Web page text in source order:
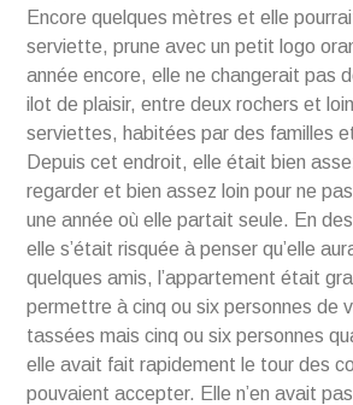
Encore quelques mètres et elle
serviette, prune avec un petit logo
année encore, elle ne changerait pas
ilot de plaisir, entre deux rochers et
serviettes, habitées par des familles
Depuis cet endroit, elle était bien
regarder et bien assez loin pour ne
une année où elle partait seule. En
elle s’était risquée à penser qu’elle
quelques amis, l’appartement était
permettre à cinq ou six personnes de
tassées mais cinq ou six personnes
elle avait fait rapidement le tour des
pouvaient accepter. Elle n’en avait